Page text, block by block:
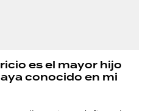
es el mayor hijo
conocido en mi